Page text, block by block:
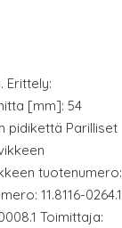
Erittely:
[mm]: 54
pidikettä Parilliset
tuotenumero:
11.8116-0264.1
Toimittaja: